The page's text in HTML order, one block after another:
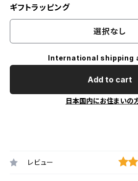
ギフトラッピング
選択なし
International shipping
Add to cart
日本国内にお住まいの
レビュー